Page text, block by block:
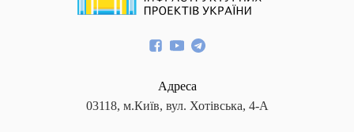
Адреса
03118, м.Київ, вул. Хотівська, 4-А